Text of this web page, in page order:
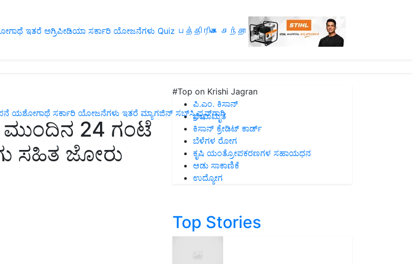
ಇತರೆ ಅಗ್ರಿಪೀಡಿಯಾ ಸರ್ಕಾರಿ ಯೋಜನೆಗಳು Quiz பத்திரிகை சந்தா
ಯಶೋಗಾಥೆ ಸರ್ಕಾರಿ ಯೋಜನೆಗಳು ಇತರೆ ಮ್ಯಾಗಜಿನ್‌ ಸಬ್‌ಸ್ಕ್ರಿಪ್ಷನ್‌ಗಾಗಿ
24 ಗಂಟೆ
ಸಹಿತ ಜೋರು
#Top on Krishi Jagran
ಪಿ.ಎಂ. ಕಿಸಾನ್
ಜೀವಾಮೃತ
ಕಿಸಾನ್ ಕ್ರೇಡಿಟ್ ಕಾರ್ಡ್
ಬೆಳೆಗಳ ರೋಗ
ಕೃಷಿ ಯಂತ್ರೋಪಕರಣಗಳ ಸಹಾಯಧನ
ಆಡು ಸಾಕಾಣಿಕೆ
ಉದ್ಯೋಗ
Top Stories